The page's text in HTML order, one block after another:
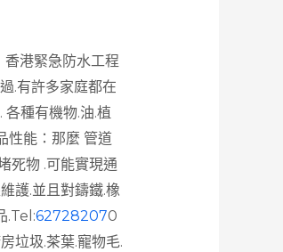
港緊急防水工程
.有許多家庭都在
種有機物.油.植
性能：那麼 管道
死物 .可能實現通
護.並且對鑄鐵.橡
.Tel:627282070
垃圾.茶葉.寵物毛.